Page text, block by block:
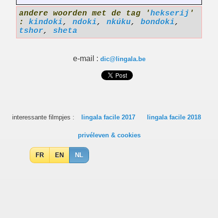
andere woorden met de tag 'hekserij '
: kindoki, ndoki, nkúku, bondoki,
tshor, sheta
e-mail : dic@lingala.be
interessante filmpjes : lingala facile 2017 lingala facile 2018
privéleven & cookies
FR EN NL